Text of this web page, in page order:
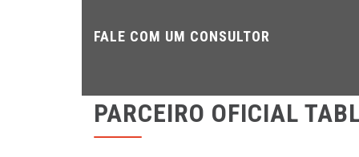
FALE COM UM CONSULTOR
PARCEIRO OFICIAL